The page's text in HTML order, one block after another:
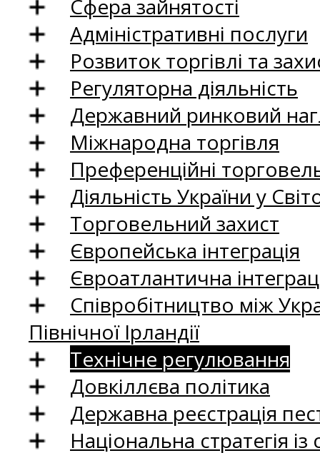
Сфера зайнятості
Адміністративні послуги
Розвиток торгівлі та
Регуляторна діяльність
Державний ринковий
Міжнародна торгівля
Преференційні
Діяльність України у
Торговельний захист
Європейська інтеграція
Євроатлантична
Співробітництво між
Північної Ірландії
Технічне регулювання
Довкіллєва політика
Державна реєстрація
Національна стратегія